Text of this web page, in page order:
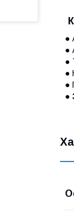
●
●
●
●
●
●